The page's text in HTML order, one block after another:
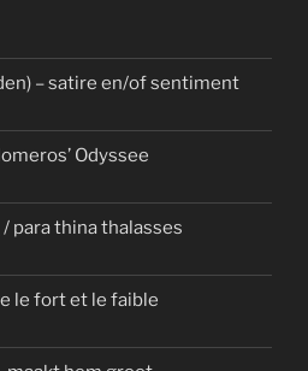
– satire en/of sentiment
Odyssee
thina thalasses
le fort et le faible